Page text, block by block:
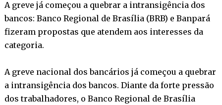
A greve já começou a quebrar a intransigência dos
bancos: Banco Regional de Brasília (BRB) e Banpará
fizeram propostas que atendem aos interesses da
categoria.
A greve nacional dos bancários já começou a quebrar
a intransigência dos bancos. Diante da forte pressão
dos trabalhadores, o Banco Regional de Brasília